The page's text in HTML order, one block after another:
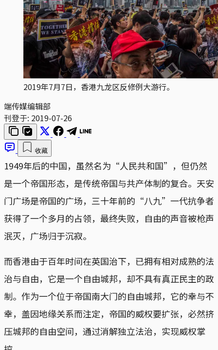
2019年7月7日，香港九龙区反修例大游行。
端传媒编辑部
刊登于: 2019-07-26
收藏
1949年后的中国，虽然名为“人民共和国”，但仍然
是一个帝国形态，是传统帝国与共产体制的复合。天安
门广场是帝国的广场，三十年前的“八九”一代抗争者
获得了一个多月的占领，最终失败，自由的声音被枪声
泯灭，广场归于沉寂。
而香港由于百年时间在英国治下，已拥有相对成熟的法
治与自由，它是一个自由城邦，却不具有真正民主的政
制。作为一个位于帝国南大门的自由城邦，它的幸与不
幸，盖因地缘关系而注定，帝国的威权要扩张，必然挤
压城邦的自由空间，通过消解独立法治，实现威权掌